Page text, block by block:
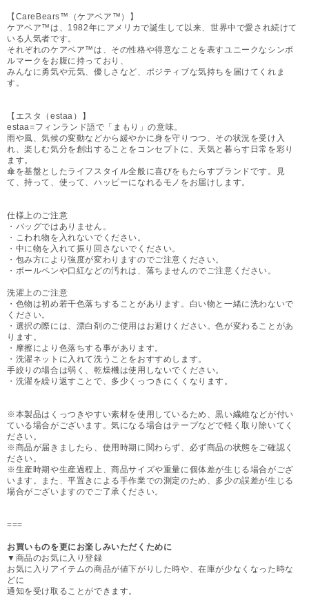
【CareBears™（ケアベア™）】
ケアベア™は、1982年にアメリカで誕生して以来、世界中で愛され続けて
いる人気者です。
それぞれのケアベア™は、その性格や得意なことを表すユニークなシンボ
ルマークをお腹に持っており、
みんなに勇気や元気、優しさなど、ポジティブな気持ちを届けてくれま
す。
【エスタ（estaa）】
estaa=フィンランド語で「まもり」の意味。
雨や風、気候の変動などから緩やかに身を守りつつ、その状況を受け入
れ、楽しむ気分を創出することをコンセプトに、天気と暮らす日常を彩り
ます。
傘を基盤としたライフスタイル全般に喜びをもたらすブランドです。見
て、持って、使って、ハッピーになれるモノをお届けします。
仕様上のご注意
・バッグではありません。
・こわれ物を入れないでください。
・中に物を入れて振り回さないでください。
・包み方により強度が変わりますのでご注意ください。
・ボールペンや口紅などの汚れは、落ちませんのでご注意ください。
洗濯上のご注意
・色物は初め若干色落ちすることがあります。白い物と一緒に洗わないで
ください。
・選択の際には、漂白剤のご使用はお避けください。色が変わることがあ
ります。
・摩擦により色落ちする事があります。
・洗濯ネットに入れて洗うことをおすすめします。
手絞りの場合は弱く、乾燥機は使用しないでください。
・洗濯を繰り返すことで、多少くっつきにくくなります。
※本製品はくっつきやすい素材を使用しているため、黒い繊維などが付い
ている場合がございます。気になる場合はテープなどで軽く取り除いてく
ださい。
※商品が届きましたら、使用時期に関わらず、必ず商品の状態をご確認く
ださい。
※生産時期や生産過程上、商品サイズや重量に個体差が生じる場合がござ
います。また、平置きによる手作業での測定のため、多少の誤差が生じる
場合がございますのでご了承ください。
===
お買いものを更にお楽しみいただくために
▼商品のお気に入り登録
お気に入りアイテムの商品が値下がりした時や、在庫が少なくなった時な
どに
通知を受け取ることができます。